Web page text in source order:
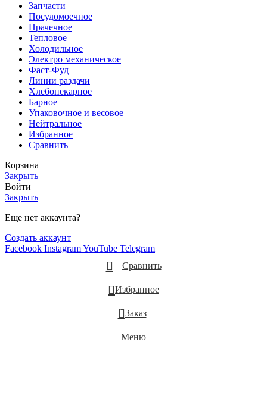
Запчасти
Посудомоечное
Прачечное
Тепловое
Холодильное
Электро механическое
Фаст-Фуд
Линии раздачи
Хлебопекарное
Барное
Упаковочное и весовое
Нейтральное
Избранное
Сравнить
Корзина
Закрыть
Войти
Закрыть
Еще нет аккаунта?
Создать аккаунт
Facebook InstagramYouTube Telegram
Сравнить
Избранное
0 Заказ
Меню